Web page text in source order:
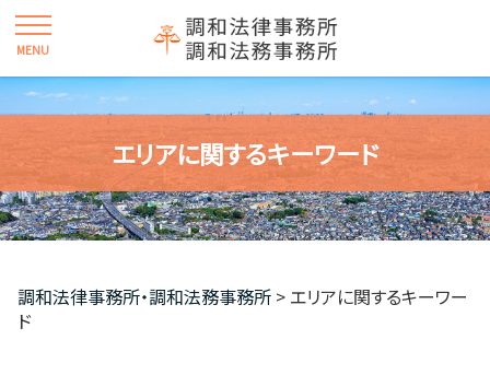
エリアに関するキーワード
調和法律事務所・調和法務事務所 > エリアに関するキーワー
ド